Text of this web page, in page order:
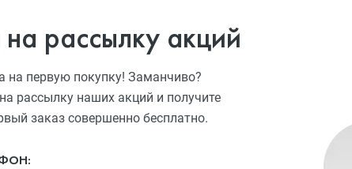
рассылку акций
на первую покупку! Заманчиво?
рассылку наших акций и получите
заказ совершенно бесплатно.